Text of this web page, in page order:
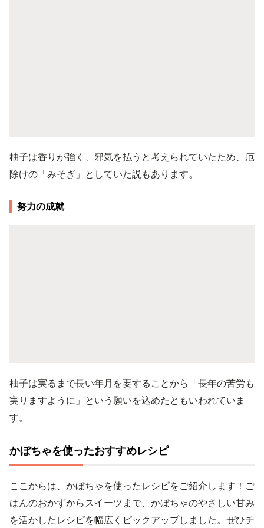
柚子は香りが強く、邪気を払うと考えられていたため、厄
除けの「みそぎ」としていた説もあります。
努力の成就
柚子は実るまで長い年月を要することから「長年の苦労も
実りますように」という願いを込めたともいわれていま
す。
かぼちゃを使ったおすすめレシピ
ここからは、かぼちゃを使ったレシピをご紹介します！ご
はんのおかずからスイーツまで、かぼちゃのやさしい甘み
を活かしたレシピを幅広くピックアップしました。ぜひチ